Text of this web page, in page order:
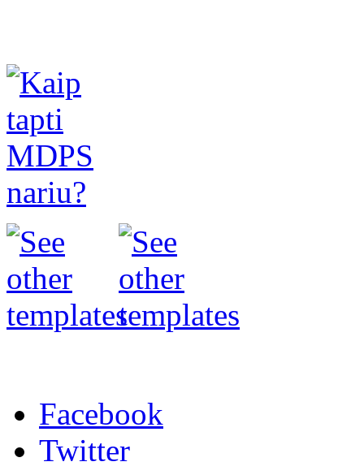
Facebook
Twitter